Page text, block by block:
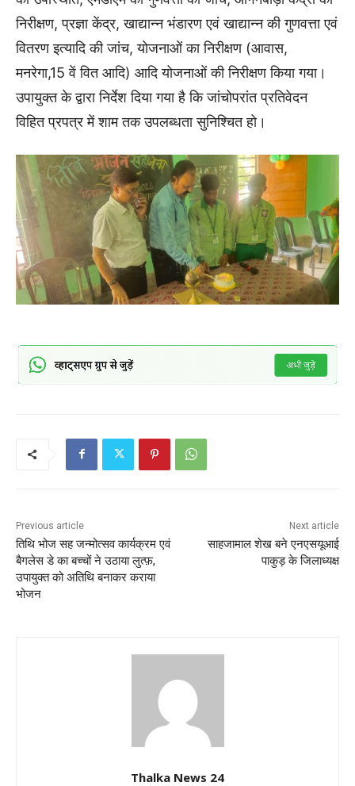
निरीक्षण, प्रज्ञा केंद्र, खाद्यान्न भंडारण एवं खाद्यान्न की गुणवत्ता एवं
वितरण इत्यादि की जांच, योजनाओं का निरीक्षण (आवास,
मनरेगा,15 वें वित आदि) आदि योजनाओं की निरीक्षण किया गया।
उपायुक्त के द्वारा निर्देश दिया गया है कि जांचोपरांत प्रतिवेदन
विहित प्रपत्र में शाम तक उपलब्धता सुनिश्चित हो।
Previous article
तिथि भोज सह जन्मोत्सव कार्यक्रम एवं
बैगलेस डे का बच्चों ने उठाया लुत्फ़,
उपायुक्त को अतिथि बनाकर कराया
भोजन
Next article
साहजामाल शेख बने एनएसयूआई
पाकुड़ के जिलाध्यक्ष
Thalka News 24